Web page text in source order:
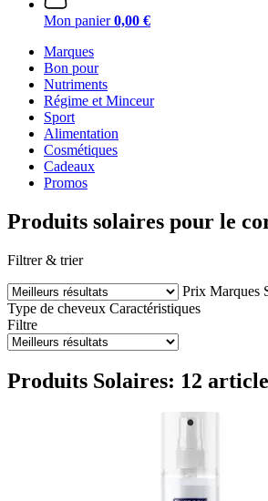
Mon panier 0,00 €
Marques
Bon pour
Nutriments
Régime et Minceur
Sport
Alimentation
Cosmétiques
Cadeaux
Promos
Produits solaires pour le
Filtrer & trier
Prix Marques
Type de cheveux Caractéristiques
Filtre
Produits Solaires: 12